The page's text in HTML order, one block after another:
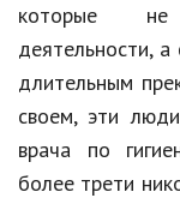
которые не
деятельности,
длительным
своем, эти
врача по
более трети